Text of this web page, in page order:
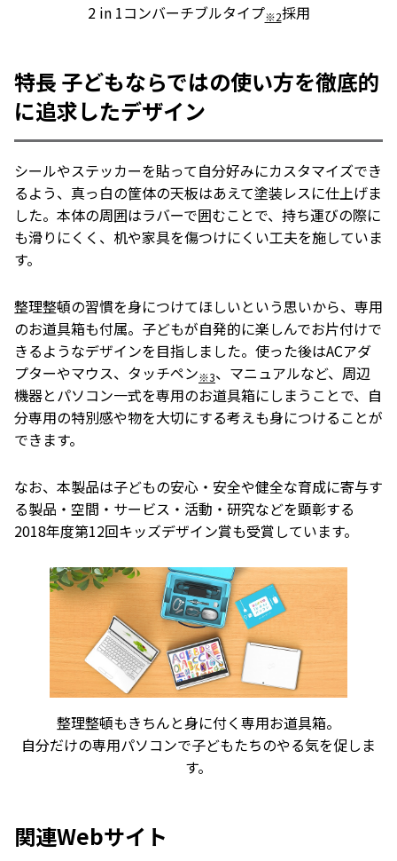
2 in 1コンバーチブルタイプ※2採用
特長 子どもならではの使い方を徹底的
に追求したデザイン
シールやステッカーを貼って自分好みにカスタマイズでき
るよう、真っ白の筐体の天板はあえて塗装レスに仕上げま
した。本体の周囲はラバーで囲むことで、持ち運びの際に
も滑りにくく、机や家具を傷つけにくい工夫を施していま
す。
整理整頓の習慣を身につけてほしいという思いから、専用
のお道具箱も付属。子どもが自発的に楽しんでお片付けで
きるようなデザインを目指しました。使った後はACアダ
プターやマウス、タッチペン※3、マニュアルなど、周辺
機器とパソコン一式を専用のお道具箱にしまうことで、自
分専用の特別感や物を大切にする考えも身につけることが
できます。
なお、本製品は子どもの安心・安全や健全な育成に寄与す
る製品・空間・サービス・活動・研究などを顕彰する
2018年度第12回キッズデザイン賞も受賞しています。
整理整頓もきちんと身に付く専用お道具箱。
自分だけの専用パソコンで子どもたちのやる気を促しま
す。
関連Webサイト